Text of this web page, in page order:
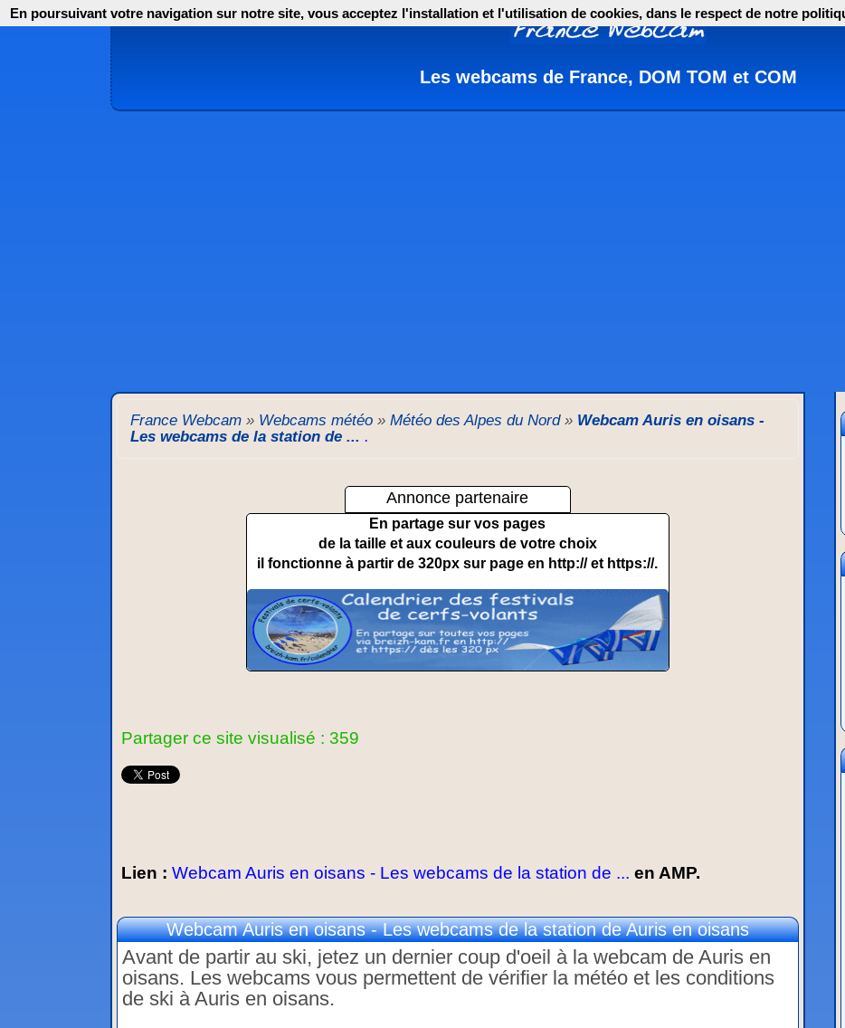
Les webcams de France, DOM TOM et COM
France Webcam » Webcams météo » Météo des Alpes du Nord» Webcam Auris en oisans -
Les webcams de la station de ... .
Annonce partenaire
En partage sur vos pages
de la taille et aux couleurs de votre choix
il fonctionne à partir de 320px sur page en http:// et https://.
Partager ce site visualisé : 359
Lien : Webcam Auris en oisans - Les webcams de la station de ... en AMP.
Webcam Auris en oisans - Les webcams de la station de Auris en oisans
Avant de partir au ski, jetez un dernier coup d'oeil à la webcam de Auris en
oisans. Les webcams vous permettent de vérifier la météo et les conditions
de ski à Auris en oisans.
En poursuivant votre navigation sur notre site, vous acceptez l'installation et l'utilisation de cookies, dans le respect de notre